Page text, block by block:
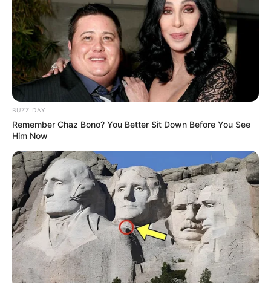
Horta em Casa: 20 Modelos Incríveis para Montar a
Sua
Índice
Como iniciar uma horta de temperos?
Quais os melhores temperos para cultivar em
10 dicas para manter sua horta de temperos
1. Atente-se à particularidade de cada espécie
2. Regue todos os dias
3. Utilize vasos com boa drenagem
4. Use uma terra com muitos nutrientes
5. Atente-se ao período de adubação
6. Escolha boas sementes e mudas
7. Mantenha o espaçamento entre as mudas
8. Faça o controle das pragas
9. Atente-se ao período da poda
BUZZ DAY
Remember Chaz Bono? You Better Sit Down Before You See
Him Now